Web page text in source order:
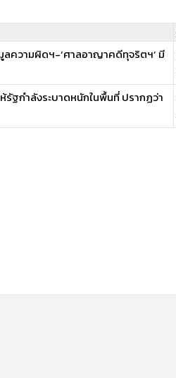
ลความผิดฯ-‘ศาลอาญาคดีทุจริตฯ’ มี
ฐกำลังระบาดหนักในพื้นที่ ปรากฏว่า